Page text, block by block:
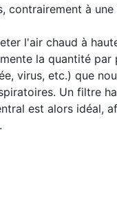
contrairement à
l'air chaud à
la quantité
virus, etc.) que
Un filtre
est alors idéal,